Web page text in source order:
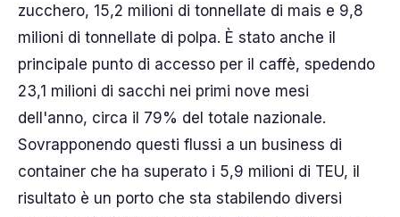
zucchero, 15,2 milioni di tonnellate di mais e 9,8
milioni di tonnellate di polpa. È stato anche il
principale punto di accesso per il caffè, spedendo
23,1 milioni di sacchi nei primi nove mesi
dell'anno, circa il 79% del totale nazionale.
Sovrapponendo questi flussi a un business di
container che ha superato i 5,9 milioni di TEU, il
risultato è un porto che sta stabilendo diversi